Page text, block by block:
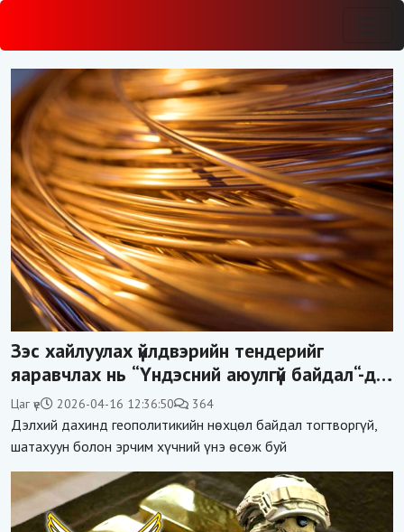
Зэс хайлуулах үйлдвэрийн тендерийг
яаравчлах нь “Үндэсний аюулгүй байдал“-д
эрсдэлтэй юу?
Цаг үе 2026-04-16 12:36:50 364
Дэлхий дахинд геополитикийн нөхцөл байдал тогтворгүй,
шатахуун болон эрчим хүчний үнэ өсөж буй